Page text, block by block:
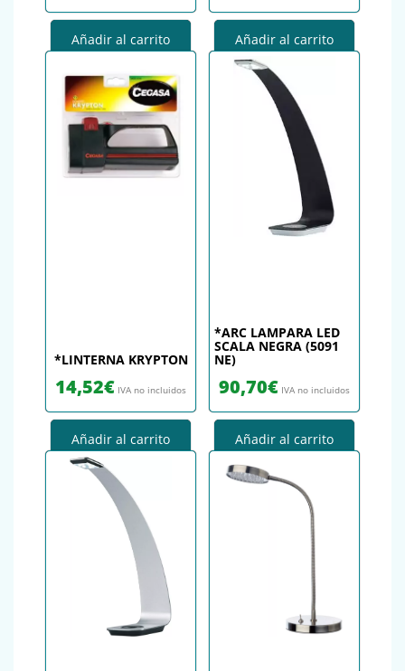
Añadir al carrito Añadir al carrito
*LINTERNA KRYPTON
14,52€ IVA no incluidos
Añadir al carrito
*ARC LAMPARA LED
SCALA NEGRA (5091
NE)
90,70€ IVA no incluidos
Añadir al carrito